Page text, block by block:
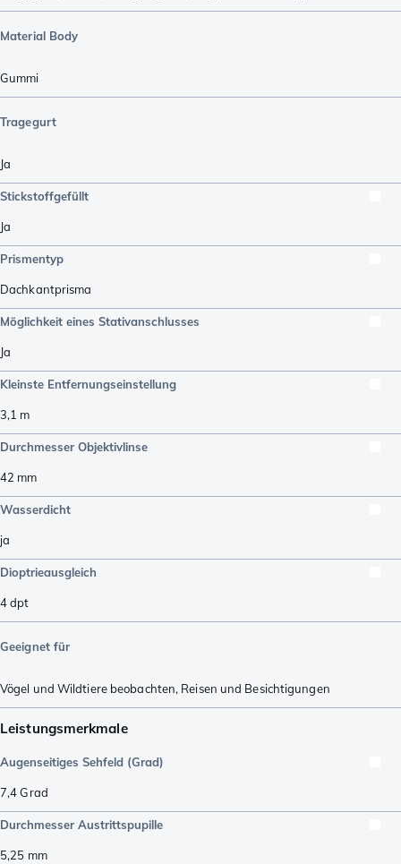
Material Body
Gummi
Tragegurt
Ja
Stickstoffgefüllt
Ja
Prismentyp
Dachkantprisma
Möglichkeit eines Stativanschlusses
Ja
Kleinste Entfernungseinstellung
3,1 m
Durchmesser Objektivlinse
42 mm
Wasserdicht
ja
Dioptrieausgleich
4dpt
Geeignet für
Vögel und Wildtiere beobachten, Reisen und Besichtigungen
Leistungsmerkmale
Augenseitiges Sehfeld (Grad)
7,4Grad
Durchmesser Austrittspupille
5,25 mm